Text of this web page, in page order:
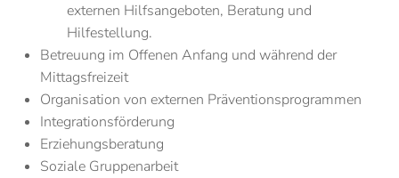
externen Hilfsangeboten, Beratung und
Hilfestellung.
Betreuung im Offenen Anfang und während der
Mittagsfreizeit
Organisation von externen Präventionsprogrammen
Integrationsförderung
Erziehungsberatung
Soziale Gruppenarbeit